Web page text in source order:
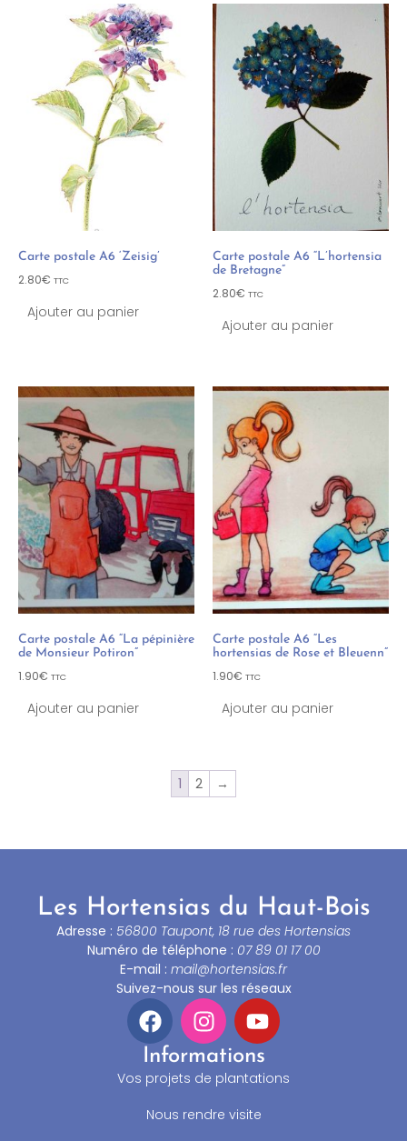
Carte postale A6 ‘Zeisig’
2.80€ TTC
Ajouter au panier
Carte postale A6 “L’hortensia
de Bretagne”
2.80€ TTC
Ajouter au panier
Carte postale A6 “La pépinière
de Monsieur Potiron”
1.90€ TTC
Ajouter au panier
Carte postale A6 “Les
hortensias de Rose et Bleuenn”
1.90€ TTC
Ajouter au panier
1 2 →
Les Hortensias du Haut-Bois
Adresse : 56800 Taupont, 18 rue des Hortensias
Numéro de téléphone : 07 89 01 17 00
E-mail : mail@hortensias.fr
Suivez-nous sur les réseaux
Informations
Vos projets de plantations
Nous rendre visite